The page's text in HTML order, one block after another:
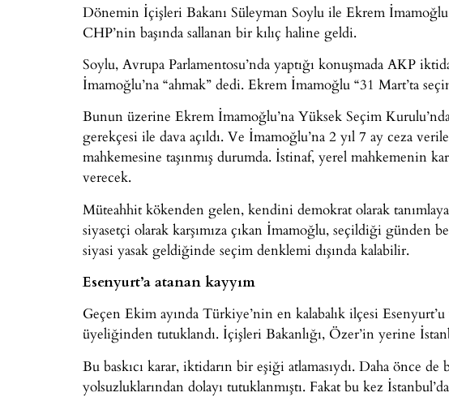
Dönemin İçişleri Bakanı Süleyman Soylu ile Ekrem
CHP’nin başında sallanan bir kılıç haline geldi.
Soylu, Avrupa Parlamentosu’nda yaptığı konuşmada AKP
İmamoğlu’na “ahmak” dedi. Ekrem İmamoğlu “31 Mart’ta
Bunun üzerine Ekrem İmamoğlu’na Yüksek Seçim
gerekçesi ile dava açıldı. Ve İmamoğlu’na 2 yıl 7 ay ceza
mahkemesine taşınmış durumda. İstinaf, yerel mahkemenin
verecek.
Müteahhit kökenden gelen, kendini demokrat olarak
siyasetçi olarak karşımıza çıkan İmamoğlu, seçildiği günden
siyasi yasak geldiğinde seçim denklemi dışında kalabilir.
Esenyurt’a atanan kayyım
Geçen Ekim ayında Türkiye’nin en kalabalık ilçesi
üyeliğinden tutuklandı. İçişleri Bakanlığı, Özer’in yerine
Bu baskıcı karar, iktidarın bir eşiği atlamasıydı. Daha önce
yolsuzluklarından dolayı tutuklanmıştı. Fakat bu kez